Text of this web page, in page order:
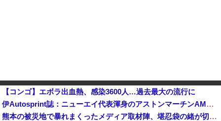
【コンゴ】エボラ出血熱、感染3600人…過去最大の流行に
伊Autosprint誌：ニューエイ代表渾身のアストンマーチンAMR26を改善に導いた最大の功労者はカルディレ他
熊本の被災地で暴れまくったメディア取材陣、堪忍袋の緒が切れた地元住民が苦情を寄せまくった結果……